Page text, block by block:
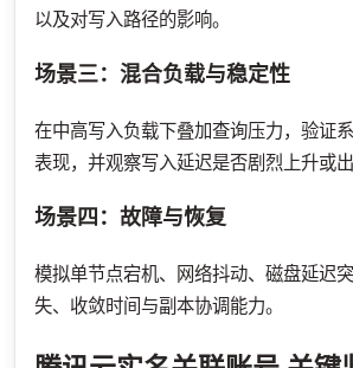
以及对写入路径的影响。
场景三：混合负载与稳定性
在中高写入负载下叠加查询压力，验证
表现，并观察写入延迟是否剧烈上升或出
场景四：故障与恢复
模拟单节点宕机、网络抖动、磁盘延迟
失、收敛时间与副本协调能力。